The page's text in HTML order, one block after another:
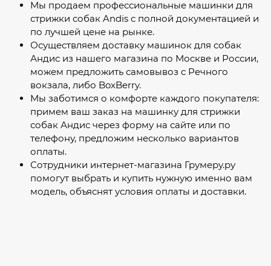
Мы продаем профессиональные машинки для
стрижки собак Andis с полной документацией и
по лучшей цене на рынке.
Осуществляем доставку машинок для собак
Андис из нашего магазина по Москве и России,
можем предложить самовывоз с Речного
вокзала, либо BoxBerry.
Мы заботимся о комфорте каждого покупателя:
примем ваш заказ на машинку для стрижки
собак Андис через форму на сайте или по
телефону, предложим несколько вариантов
оплаты.
Сотрудники интернет-магазина Грумеру.ру
помогут выбрать и купить нужную именно вам
модель, объяснят условия оплаты и доставки.